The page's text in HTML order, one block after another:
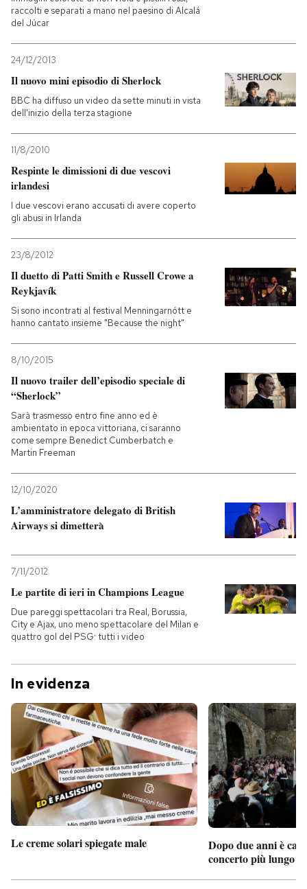
raccolti e separati a mano nel paesino di Alcalá
del Júcar
24/12/2013
Il nuovo mini episodio di Sherlock
BBC ha diffuso un video da sette minuti in vista
dell'inizio della terza stagione
11/8/2010
Respinte le dimissioni di due vescovi
irlandesi
I due vescovi erano accusati di avere coperto
gli abusi in Irlanda
23/8/2012
Il duetto di Patti Smith e Russell Crowe a
Reykjavík
Si sono incontrati al festival Menningarnótt e
hanno cantato insieme "Because the night"
8/10/2015
Il nuovo trailer dell’episodio speciale di
“Sherlock”
Sarà trasmesso entro fine anno ed è
ambientato in epoca vittoriana, ci saranno
come sempre Benedict Cumberbatch e
Martin Freeman
12/10/2020
L’amministratore delegato di British
Airways si dimetterà
7/11/2012
Le partite di ieri in Champions League
Due pareggi spettacolari tra Real, Borussia,
City e Ajax, uno meno spettacolare del Milan e
quattro gol del PSG: tutti i video
In evidenza
Le creme solari spiegate male
Dopo due anni è
concerto più lungo